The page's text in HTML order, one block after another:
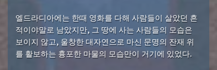
엘드라디아에는 한때 영화를 다해 사람들이 살았던 흔
적이야말로 남았지만, 그 땅에 사는 사람들의 모습은
보이지 않고, 울창한 대자연으로 마신 문명의 잔재 위
를 활보하는 흉포한 마물의 모습만이 거기에 있었다.